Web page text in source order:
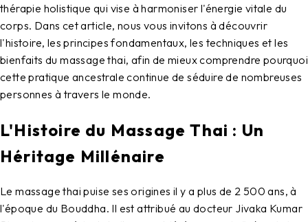
thérapie holistique qui vise à harmoniser l'énergie vitale du
corps. Dans cet article, nous vous invitons à découvrir
l'histoire, les principes fondamentaux, les techniques et les
bienfaits du massage thai, afin de mieux comprendre pourquoi
cette pratique ancestrale continue de séduire de nombreuses
personnes à travers le monde.
L'Histoire du Massage Thai : Un
Héritage Millénaire
Lemassage thai puise ses origines il y a plus de 2 500 ans, à
l'époque du Bouddha. Il est attribué au docteur Jivaka Kumar